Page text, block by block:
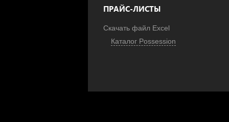
ПРАЙС-ЛИСТЫ
Скачать файл Excel
Каталог Possession